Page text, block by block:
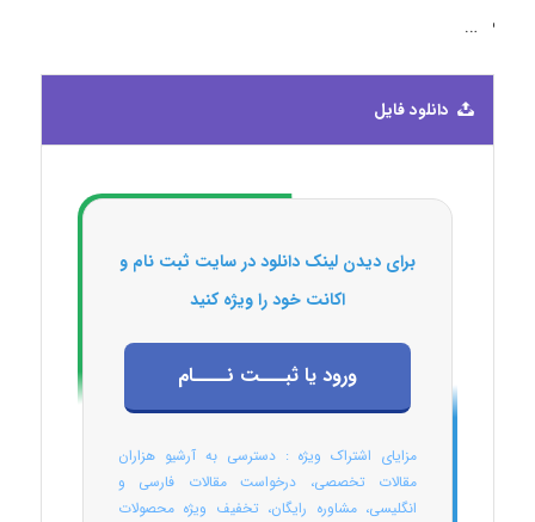
…
دانلود فایل
برای دیدن لینک دانلود در سایت ثبت نام و
اکانت خود را ویژه کنید
ورود یا ثبـــت نــــام
مزایای اشتراک ویژه : دسترسی به آرشیو هزاران
مقالات تخصصی، درخواست مقالات فارسی و
انگلیسی، مشاوره رایگان، تخفیف ویژه محصولات